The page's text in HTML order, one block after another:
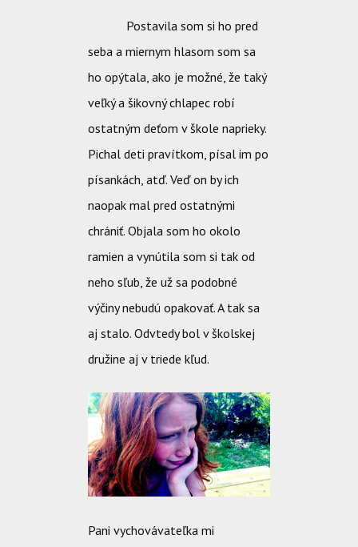
Postavila som si ho pred
seba a miernym hlasom som sa
ho opýtala, ako je možné, že taký
veľký a šikovný chlapec robí
ostatným deťom v škole naprieky.
Pichal deti pravítkom, písal im po
písankách, atď. Veď on by ich
naopak mal pred ostatnými
chrániť. Objala som ho okolo
ramien a vynútila som si tak od
neho sľub, že už sa podobné
výčiny nebudú opakovať. A tak sa
aj stalo. Odvtedy bol v školskej
družine aj v triede kľud.
Pani vychovávateľka mi